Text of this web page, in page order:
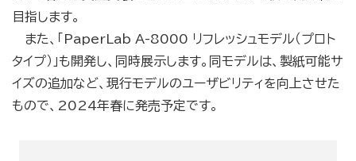
目指します。
また、「PaperLab A-8000 リフレッシュモデル（プロト
タイプ）」も開発し、同時展示します。同モデルは、製紙可能サ
イズの追加など、現行モデルのユーザビリティを向上させた
もので、2024年春に発売予定です。